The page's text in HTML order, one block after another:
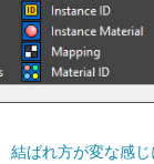
結ばれ方が変な感